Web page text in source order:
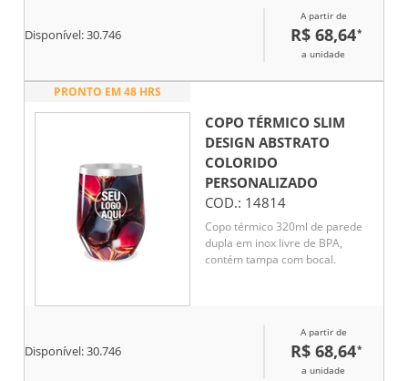
Disponível:30.746
A partir de
R$ 68,64*
a unidade
PRONTO EM 48 HRS
COPO TÉRMICO SLIM
DESIGN ABSTRATO
COLORIDO
PERSONALIZADO
COD.: 14814
Copo térmico 320ml de parede
dupla em inox livre de BPA,
contém tampa com bocal.
Disponível:30.746
A partir de
R$ 68,64*
a unidade